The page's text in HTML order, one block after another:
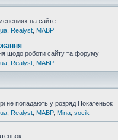
на сайте
Realyst MABP
щодо роботи сайту та форуму
Realyst MABP
не попадають у розряд Покатеньок
Realyst MABP, Mina socik